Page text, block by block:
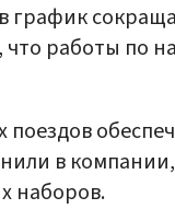
график
что работы по
в компании,
наборов.